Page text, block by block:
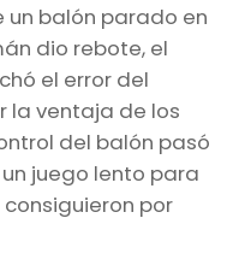
un balón parado en
dio rebote, el
el error del
ventaja de los
del balón pasó
juego lento para
por